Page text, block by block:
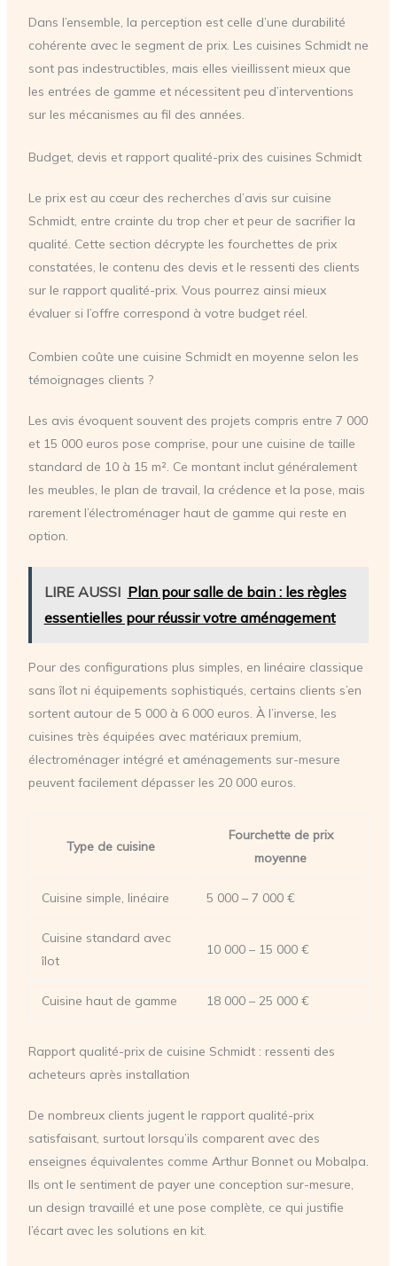
Dans l’ensemble, la perception est celle d’une durabilité
cohérente avec le segment de prix. Les cuisines Schmidt ne
sont pas indestructibles, mais elles vieillissent mieux que
les entrées de gamme et nécessitent peu d’interventions
sur les mécanismes au fil des années.
Budget, devis et rapport qualité-prix des cuisines Schmidt
Le prix est au cœur des recherches d’avis sur cuisine
Schmidt, entre crainte du trop cher et peur de sacrifier la
qualité. Cette section décrypte les fourchettes de prix
constatées, le contenu des devis et le ressenti des clients
sur le rapport qualité-prix. Vous pourrez ainsi mieux
évaluer si l’offre correspond à votre budget réel.
Combien coûte une cuisine Schmidt en moyenne selon les
témoignages clients ?
Les avis évoquent souvent des projets compris entre 7 000
et 15 000 euros pose comprise, pour une cuisine de taille
standard de 10 à 15 m². Ce montant inclut généralement
les meubles, le plan de travail, la crédence et la pose, mais
rarement l’électroménager haut de gamme qui reste en
option.
LIRE AUSSI Plan pour salle de bain : les règles
essentielles pour réussir votre aménagement
Pour des configurations plus simples, en linéaire classique
sans îlot ni équipements sophistiqués, certains clients s’en
sortent autour de 5 000 à 6 000 euros. À l’inverse, les
cuisines très équipées avec matériaux premium,
électroménager intégré et aménagements sur-mesure
peuvent facilement dépasser les 20 000 euros.
Type de cuisine
Fourchette de prix
moyenne
Cuisine simple, linéaire 5 000 – 7 000 €
Cuisine standard avec
îlot
10 000 – 15 000 €
Cuisine haut de gamme 18 000 – 25 000 €
Rapport qualité-prix de cuisine Schmidt : ressenti des
acheteurs après installation
De nombreux clients jugent le rapport qualité-prix
satisfaisant, surtout lorsqu’ils comparent avec des
enseignes équivalentes comme Arthur Bonnet ou Mobalpa.
Ils ont le sentiment de payer une conception sur-mesure,
un design travaillé et une pose complète, ce qui justifie
l’écart avec les solutions en kit.